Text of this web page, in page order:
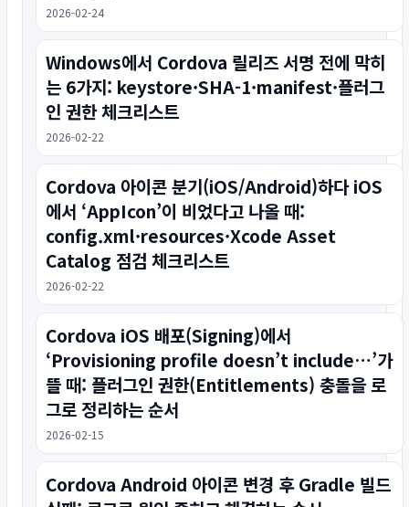
2026-02-24
Windows에서 Cordova 릴리즈 서명 전에 막히
는 6가지: keystore·SHA-1·manifest·플러그
인 권한 체크리스트
2026-02-22
Cordova 아이콘 분기(iOS/Android)하다 iOS
에서 ‘AppIcon’이 비었다고 나올 때:
config.xml·resources·Xcode Asset
Catalog 점검 체크리스트
2026-02-22
Cordova iOS 배포(Signing)에서
‘Provisioning profile doesn’t include…’가
뜰 때: 플러그인 권한(Entitlements) 충돌을 로
그로 정리하는 순서
2026-02-15
Cordova Android 아이콘 변경 후 Gradle 빌드